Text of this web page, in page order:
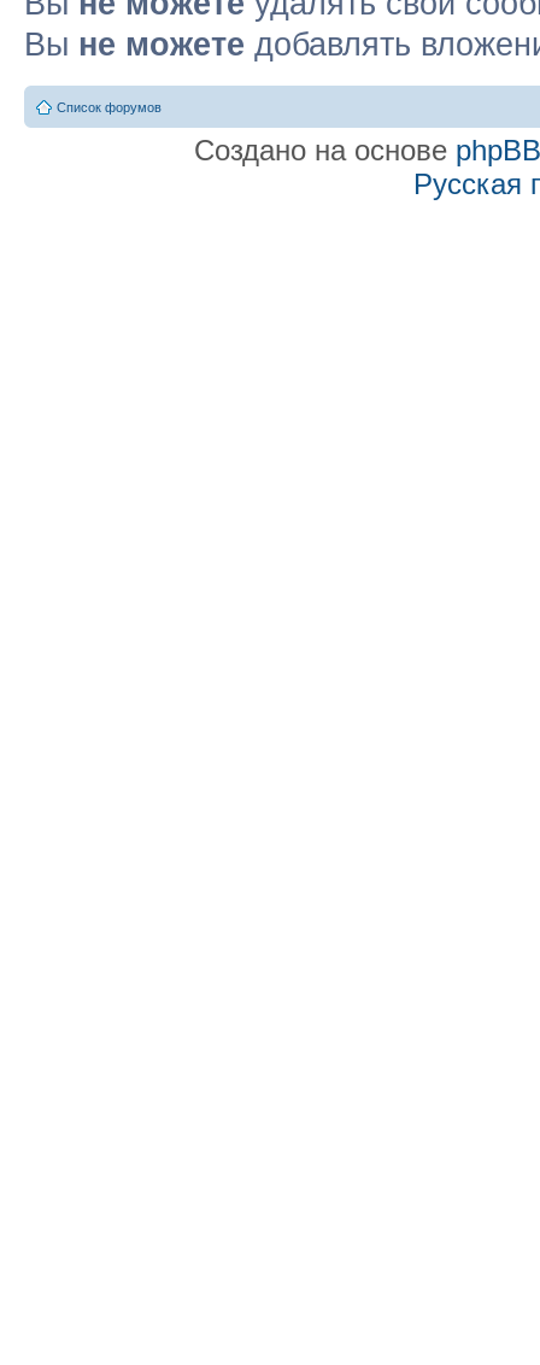
Вы не можете добавлять
Список форумов
Создано на основе phpBB
Русская